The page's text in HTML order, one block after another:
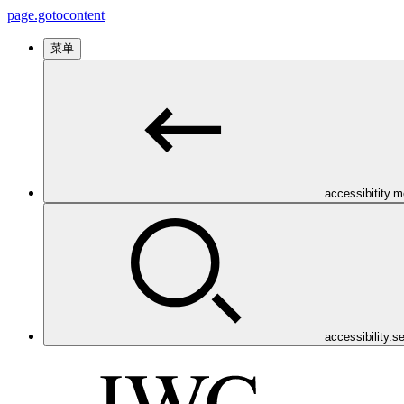
page.gotocontent
菜单